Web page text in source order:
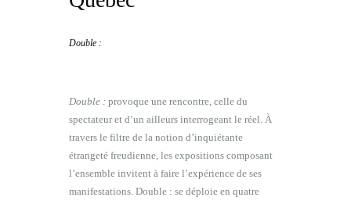
Double :
Double : provoque une rencontre, celle du
spectateur et d’un ailleurs interrogeant le réel. À
travers le filtre de la notion d’inquiétante
étrangeté freudienne, les expositions composant
l’ensemble invitent à faire l’expérience de ses
manifestations. Double : se déploie en quatre